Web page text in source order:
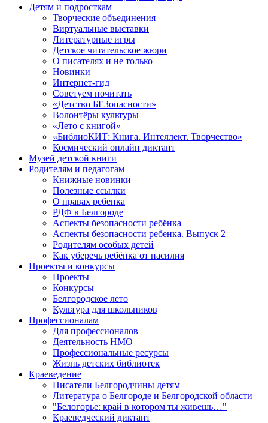
Детям и подросткам
Творческие объединения
Виртуальные выставки
Литературные игры
Детское читательское жюри
О писателях и не только
Новинки
Интернет-гид
Советуем почитать
«Детство БЕЗопасности»
Волонтёры культуры
«Лето с книгой»
«БиблиоКИТ: Книга. Интеллект. Творчество»
Космический онлайн диктант
Музей детской книги
Родителям и педагогам
Книжные новинки
Полезные ссылки
О правах ребенка
РДФ в Белгороде
Аспекты безопасности ребёнка
Аспекты безопасности ребенка. Выпуск 2
Родителям особых детей
Как уберечь ребёнка от насилия
Проекты и конкурсы
Проекты
Конкурсы
Белгородское лето
Культура для школьников
Профессионалам
Для профессионалов
Деятельность НМО
Профессиональные ресурсы
Жизнь детских библиотек
Краеведение
Писатели Белгородчины детям
Литература о Белгороде и Белгородской области
"Белогорье: край в котором ты живешь…"
Краеведческий диктант